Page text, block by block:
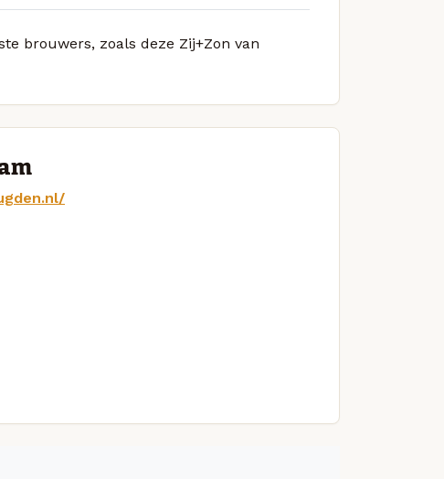
brouwers, zoals deze Zij+Zon van